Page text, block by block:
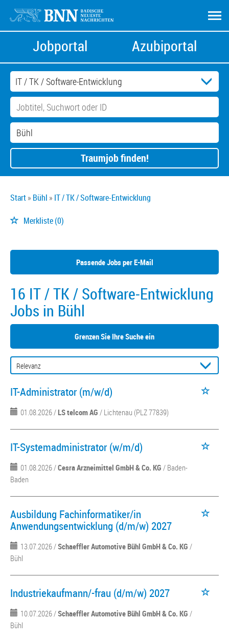
Jobportal Azubiportal
Traumjob finden!
Start Bühl IT / TK / Software-Entwicklung
Merkliste(0)
Passende Jobs per E-Mail
16 IT / TK / Software-Entwicklung
Jobs in Bühl
Grenzen Sie Ihre Suche ein
IT-Administrator (m/w/d)
01.08.2026 /LS telcom AG / Lichtenau (PLZ 77839)
IT-Systemadministrator (w/m/d)
01.08.2026 /Cesra Arzneimittel GmbH & Co. KG / Baden-
Baden
Ausbildung Fachinformatiker/in
Anwendungsentwicklung (d/m/w) 2027
13.07.2026 /Schaeffler Automotive Bühl GmbH & Co. KG /
Bühl
Industriekaufmann/-frau (d/m/w) 2027
10.07.2026 /Schaeffler Automotive Bühl GmbH & Co. KG /
Bühl